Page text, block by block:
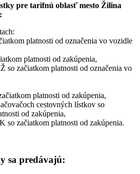
pre tarifnú oblasť mesto Žilina
platnosti od označenia vo vozidle
platnosti od zakúpenia,
so začiatkom platnosti od označenia vo
platnosti od zakúpenia,
cestovných lístkov so
od zakúpenia,
so začiatkom platnosti od zakúpenia.
sa predávajú: